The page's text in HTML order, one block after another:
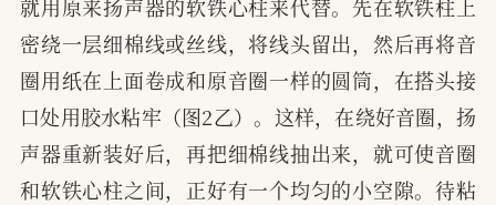
就用原来扬声器的软铁心柱来代替。先在软铁柱上
密绕一层细棉线或丝线，将线头留出，然后再将音
圈用纸在上面卷成和原音圈一样的圆筒，在搭头接
口处用胶水粘牢（图2乙）。这样，在绕好音圈，扬
声器重新装好后，再把细棉线抽出来，就可使音圈
和软铁心柱之间，正好有一个均匀的小空隙。待粘